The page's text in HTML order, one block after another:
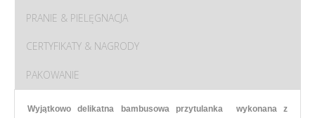
PRANIE & PIELĘGNACJA
CERTYFIKATY & NAGRODY
PAKOWANIE
Wyjątkowo delikatna bambusowa przytulanka wykonana z